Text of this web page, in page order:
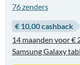
76zenders
€ 10,00 cashback
14 maanden voor €
Samsung Galaxy